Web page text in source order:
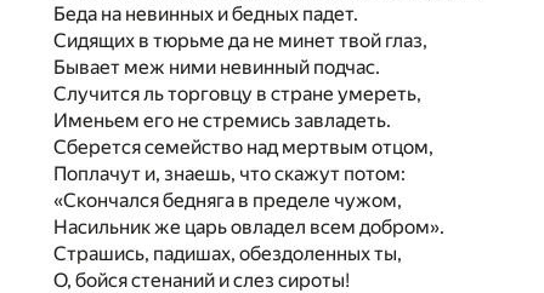
Беда на невинных и бедных падет.
Сидящих в тюрьме да не минет твой глаз,
Бывает меж ними невинный подчас.
Случится ль торговцу в стране умереть,
Именьем его не стремись завладеть.
Сберется семейство над мертвым отцом,
Поплачут и, знаешь, что скажут потом:
«Скончался бедняга в пределе чужом,
Насильник же царь овладел всем добром».
Страшись, падишах, обездоленных ты,
О, бойся стенаний и слез сироты!